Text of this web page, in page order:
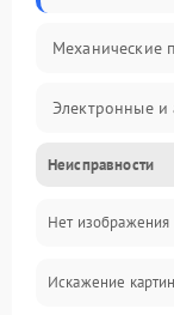
Механические
Электронные и
Программные
Неисправности
Нет изображения
Искажение